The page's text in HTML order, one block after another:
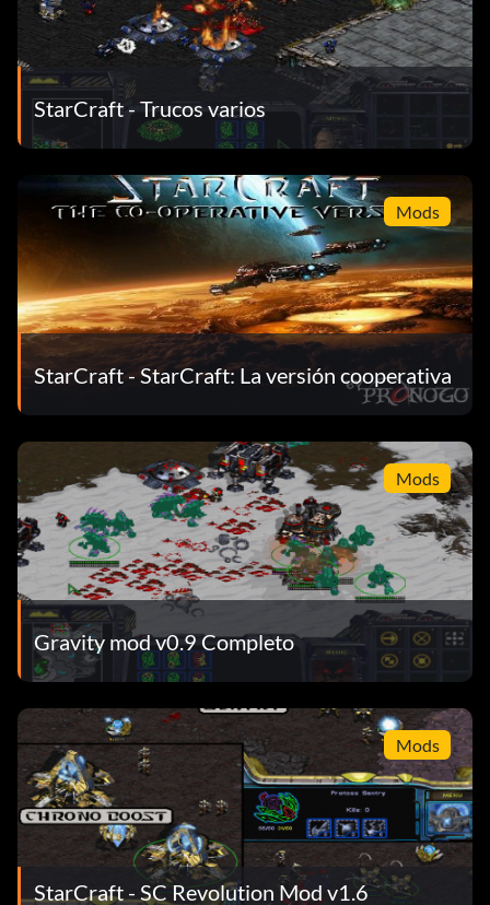
StarCraft - Trucos varios
Mods
StarCraft - StarCraft: La versión cooperativa
Mods
Gravity mod v0.9 Completo
Mods
StarCraft - SC Revolution Mod v1.6